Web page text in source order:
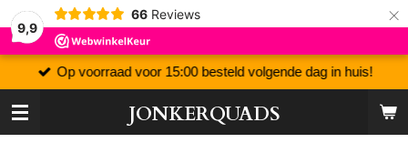
9,9
66 Reviews ×
JONKERQUADS
Op voorraad voor 15:00 besteld volgende dag in huis!